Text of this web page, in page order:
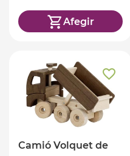
Afegir
Camió Volquet de